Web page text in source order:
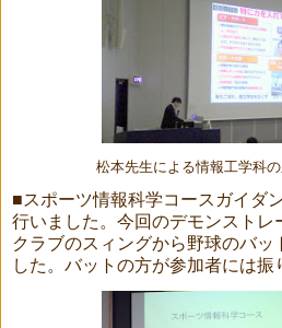
松本先生による情報工学科
■スポーツ情報科学コースガイダ
行いました。今回のデモンストレ
クラブのスィングから野球のバッ
した。バットの方が参加者には振